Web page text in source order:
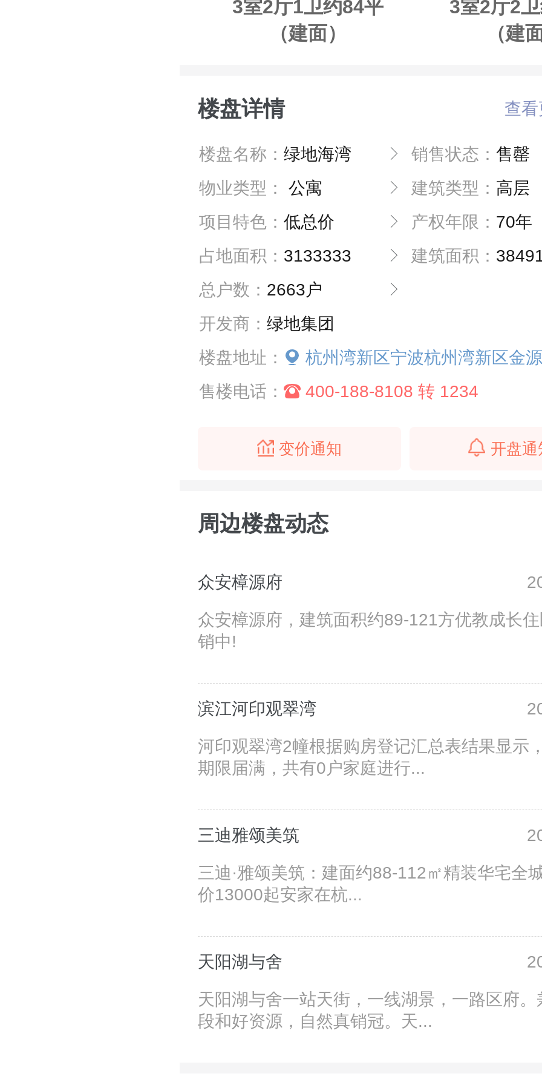
3室2厅1卫约84平
（建面）
3室2厅2
（建
楼盘详情 查
楼盘名称： 绿地海湾 销售状态： 售罄
物业类型：
公寓 建筑类型： 高层
项目特色： 低总价 产权年限： 70年
占地面积： 3133333 建筑面积：
总户数： 2663户
开发商： 绿地集团
楼盘地址：
杭州湾新区宁波杭州湾新区金源大道与滨海
售楼电话：
400-188-8108 转 1234
变价通知 开盘通
周边楼盘动态
众安樟源府
众安樟源府，建筑面积约89-121方优教成长
销中!
滨江河印观翠湾
河印观翠湾2幢根据购房登记汇总表结果显示
期限届满，共有0户家庭进行...
三迪雅颂美筑
三迪·雅颂美筑：建面约88-112㎡精装华宅全
价13000起安家在杭...
天阳湖与舍
天阳湖与舍一站天街，一线湖景，一路区府。
段和好资源，自然真销冠。天...